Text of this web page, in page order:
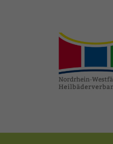
heilbaeder.de